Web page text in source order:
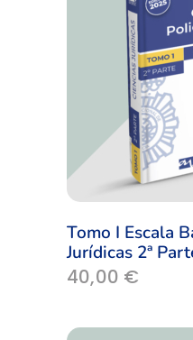
Tomo I Escala
Jurídicas 2ª
40,00 €